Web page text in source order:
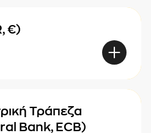
€)
Τράπεζα
Bank, ECB)